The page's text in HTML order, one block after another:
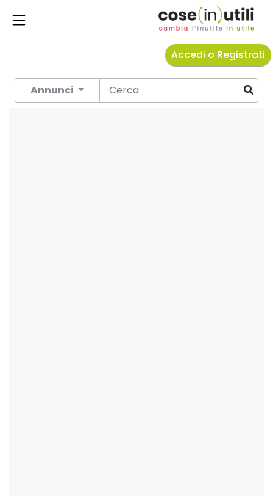
Accedi o Registrati
Annunci